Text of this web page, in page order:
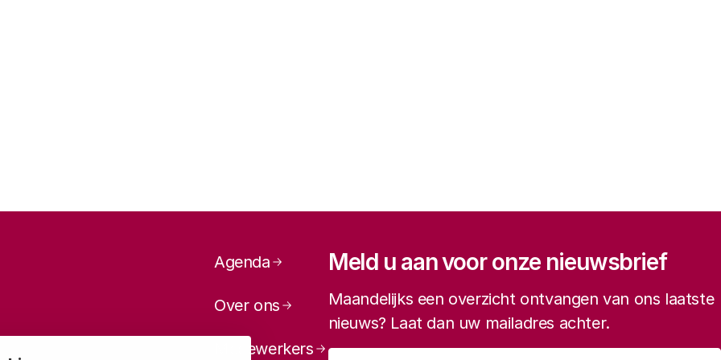
Paginanavigatie
Agenda
Over ons
Medewerkers
Meld u aan voor onze nieuwsbrief
Maandelijks een overzicht ontvangen van ons laatste
nieuws? Laat dan uw mailadres achter.